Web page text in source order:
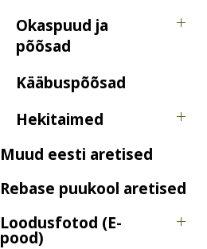
Okaspuud ja
põõsad
Kääbuspõõsad
Hekitaimed
Muud eesti aretised
Rebase puukool aretised
Loodusfotod (E-
pood)